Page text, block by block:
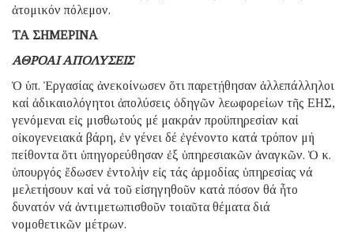
ἀτομικόν πόλεμον.
ΤΑ ΣΗΜΕΡΙΝΑ
ΑΘΡΟΑΙ ΑΠΟΛΥΣΕΙΣ
Ὁ ὑπ. Ἐργασίας ἀνεκοίνωσεν ὅτι παρετῄθησαν ἀλλεπάλληλοι
καί ἀδικαιολόγητοι ἀπολύσεις ὁδηγῶν λεωφορείων τῆς ΕΗΣ,
γενόμεναι εἰς μισθωτούς μέ μακράν προϋπηρεσίαν καί
οἰκογενειακά βάρη, ἐν γένει δέ ἐγένοντο κατά τρόπον μή
πείθοντα ὅτι ὑπηγορεύθησαν ἐξ ὑπηρεσιακῶν ἀναγκῶν. Ὁ κ.
ὑπουργός ἔδωσεν ἐντολήν εἰς τάς ἁρμοδίας ὑπηρεσίας νά
μελετήσουν καί νά τοῦ εἰσηγηθοῦν κατά πόσον θά ἦτο
δυνατόν νά ἀντιμετωπισθοῦν τοιαῦτα θέματα διά
νομοθετικῶν μέτρων.